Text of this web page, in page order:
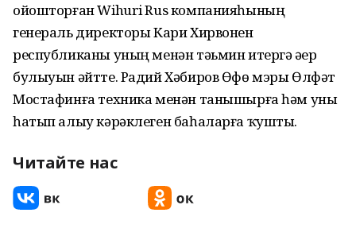
ойошторған Wihuri Rus компанияһының
генераль директоры Кари Хирвонен
республиканы уның менән тәьмин итергә әҙер
булыуын әйтте. Радий Хәбиров Өфө мэры Өлфәт
Мостафинға техника менән танышырға һәм уны
һатып алыу кәрәклеген баһаларға ҡушты.
Читайте нас